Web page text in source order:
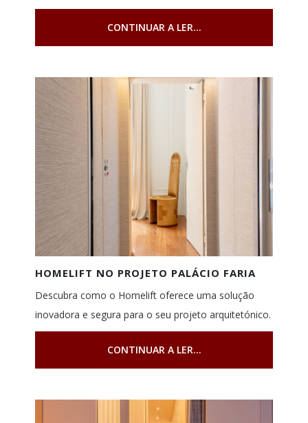
CONTINUAR A LER...
HOMELIFT NO PROJETO PALÁCIO FARIA
Descubra como o Homelift oferece uma solução
inovadora e segura para o seu projeto arquitetónico.
CONTINUAR A LER...